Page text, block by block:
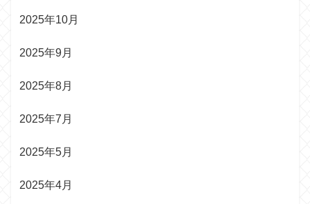
2025年10月
2025年9月
2025年8月
2025年7月
2025年5月
2025年4月